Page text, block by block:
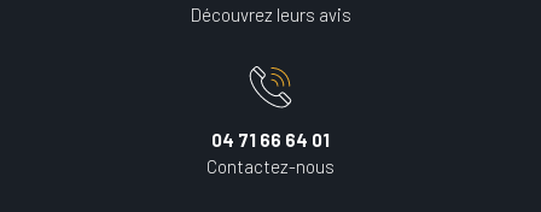
Découvrez leurs avis
04 71 66 64 01
Contactez-nous